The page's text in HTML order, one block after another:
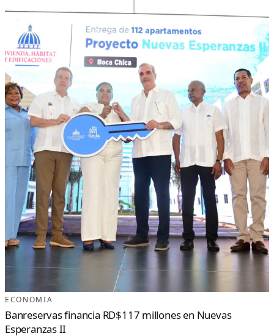
ECONOMIA
Banreservas financia RD$117 millones en Nuevas
Esperanzas II